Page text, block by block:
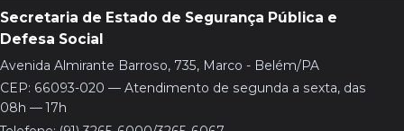
Secretaria de Estado de Segurança Pública e
Defesa Social
Avenida Almirante Barroso, 735, Marco - Belém/PA
CEP: 66093-020 — Atendimento de segunda a sexta, das
08h — 17h